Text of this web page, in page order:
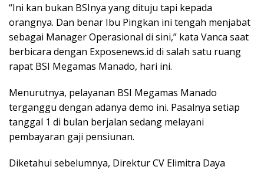
“Ini kan bukan BSInya yang dituju tapi kepada
orangnya. Dan benar Ibu Pingkan ini tengah menjabat
sebagai Manager Operasional di sini,” kata Vanca saat
berbicara dengan Exposenews.id di salah satu ruang
rapat BSI Megamas Manado, hari ini.
Menurutnya, pelayanan BSI Megamas Manado
terganggu dengan adanya demo ini. Pasalnya setiap
tanggal 1 di bulan berjalan sedang melayani
pembayaran gaji pensiunan.
Diketahui sebelumnya, Direktur CV Elimitra Daya